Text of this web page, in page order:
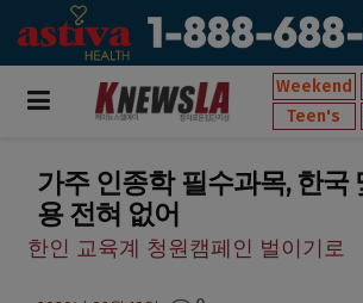
Weekend
Teen's
가주 인종학 필수과목, 한국
용 전혀 없어
한인 교육계 청원캠페인 벌이기로